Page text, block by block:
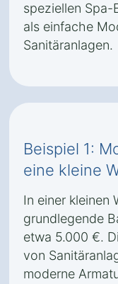
speziellen Spa-
als einfache
Sanitäranlagen.
Beispiel 1:
eine kleine
In einer kleinen
grundlegende
etwa 5.000 €.
von
moderne